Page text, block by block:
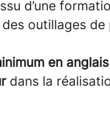
d’une
outillages
en anglais
dans la